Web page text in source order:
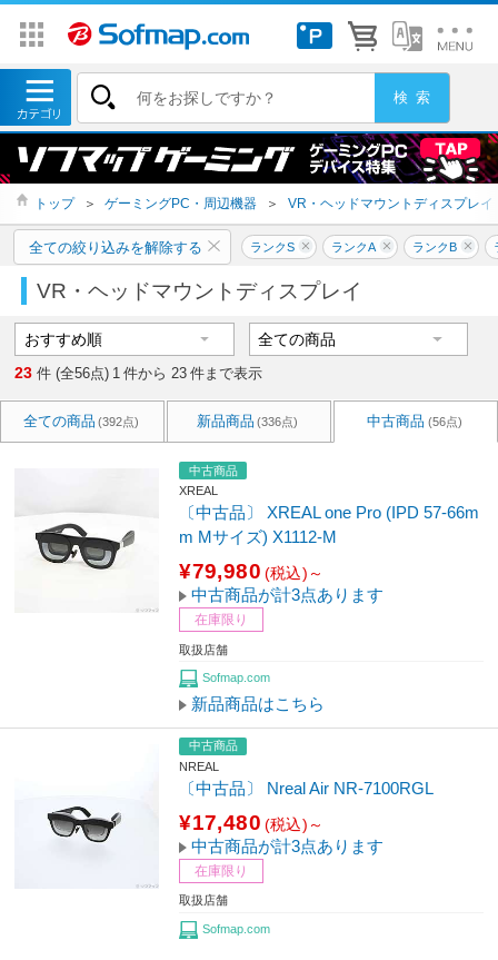
トップ ＞ ゲーミングPC・周辺機器 ＞ VR・ヘッドマウントディスプレイ
全ての絞り込みを解除する ランクS ランクA ランクB
VR・ヘッドマウントディスプレイ
23 件 (全56点) 1 件から 23 件まで表示
全ての商品 (392点) 新品商品 (336点) 中古商品 (56点)
中古商品
XREAL
〔中古品〕 XREAL one Pro (IPD 57-66m
m Mサイズ) X1112-M
¥79,980 (税込)～
中古商品が計3点あります
在庫限り
取扱店舗
Sofmap.com
新品商品はこちら
中古商品
NREAL
〔中古品〕 Nreal Air NR-7100RGL
¥17,480 (税込)～
中古商品が計3点あります
在庫限り
取扱店舗
Sofmap.com